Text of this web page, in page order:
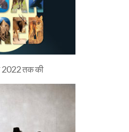
2022 तक की